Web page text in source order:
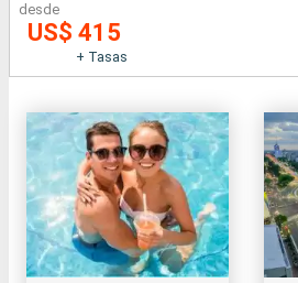
desde
US$ 415
+ Tasas